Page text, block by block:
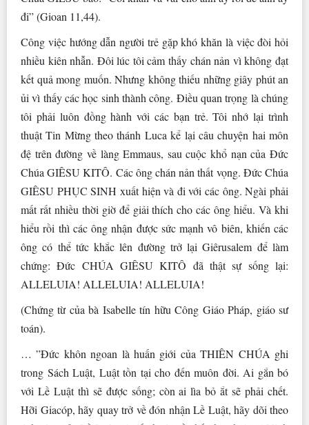
đi” (Gioan 11,44).
Công việc hướng dẫn người trẻ gặp khó khăn là việc đòi hỏi
nhiều kiên nhẫn. Đôi lúc tôi cảm thấy chán nản vì không đạt
kết quả mong muốn. Nhưng không thiếu những giây phút an
ủi vì thấy các học sinh thành công. Điều quan trọng là chúng
tôi phải luôn đồng hành với các bạn trẻ. Tôi nhớ lại trình
thuật Tin Mừng theo thánh Luca kể lại câu chuyện hai môn
đệ trên đường về làng Emmaus, sau cuộc khổ nạn của Đức
Chúa GIÊSU KITÔ. Các ông chán nản thất vọng. Đức Chúa
GIÊSU PHỤC SINH xuất hiện và đi với các ông. Ngài phải
mất rất nhiều thời giờ để giải thích cho các ông hiểu. Và khi
hiểu rồi thì các ông nhận được sức mạnh vô biên, khiến các
ông có thể tức khắc lên đường trở lại Giêrusalem để làm
chứng: Đức CHÚA GIÊSU KITÔ đã thật sự sống lại:
ALLELUIA! ALLELUIA! ALLELUIA!
(Chứng từ của bà Isabelle tín hữu Công Giáo Pháp, giáo sư
toán).
… ”Đức khôn ngoan là huấn giới của THIÊN CHÚA ghi
trong Sách Luật, Luật tồn tại cho đến muôn đời. Ai gắn bó
với Lề Luật thì sẽ được sống; còn ai lìa bỏ ắt sẽ phải chết.
Hỡi Giacóp, hãy quay trở về đón nhận Lề Luật, hãy dõi theo